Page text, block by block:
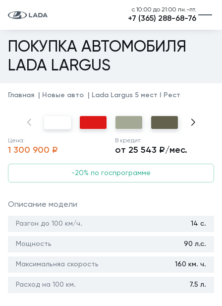
с 10:00 до 21:00 пн.-пт.
+7 (365) 288-68-76
ПОКУПКА АВТОМОБИЛЯ
LADA LARGUS
Главная Новые авто Lada Largus 5 мест I Рест
Цена:
1 300 900 ₽
В кредит:
от 25 543 ₽/мес.
-20% по госпрограмме
Описание модели
Разгон до 100 км/ч. 14 с.
Мощность 90 л.с.
Максимальняа скорость 160 км. ч.
Расход на 100 км. 7.5 л.